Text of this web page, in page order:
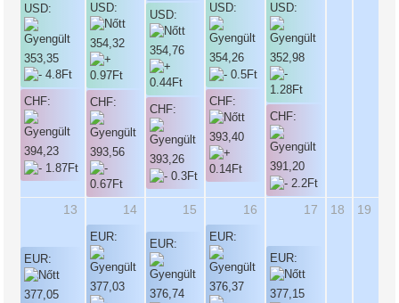
USD:
353,35
CHF:
394,23
USD:
354,32
CHF:
393,56
USD:
354,76
CHF:
393,26
USD:
354,26
CHF:
393,40
USD:
352,98
CHF:
391,20
13
EUR:
377,05
14
EUR:
377,03
15
EUR:
376,74
16
EUR:
376,37
17
EUR:
377,15
18 19